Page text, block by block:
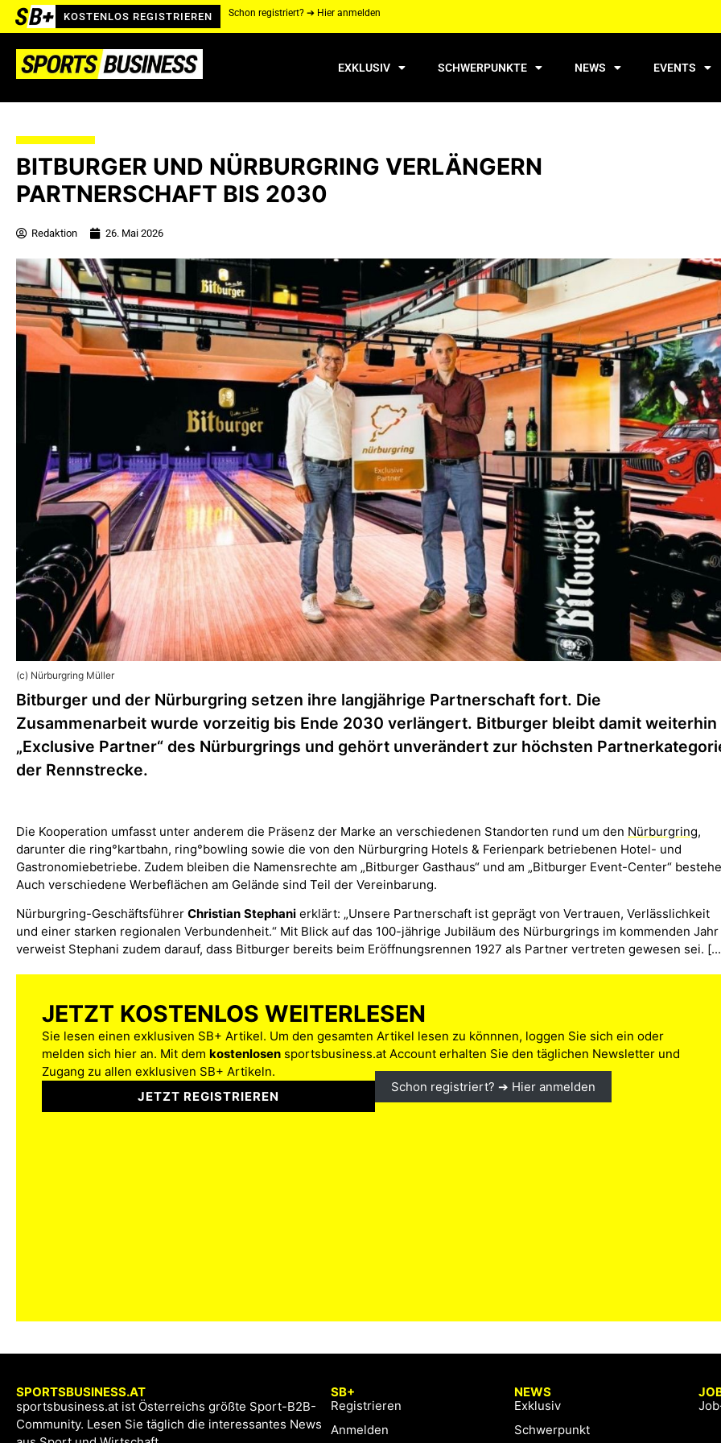
KOSTENLOS REGISTRIEREN Schon registriert? ➔ Hier anmelden
EXKLUSIV SCHWERPUNKTE NEWS EVENTS
BITBURGER UND NÜRBURGRING VERLÄNGERN
PARTNERSCHAFT BIS 2030
Redaktion 26. Mai 2026
(c) Nürburgring Müller
Bitburger und der Nürburgring setzen ihre langjährige Partnerschaft fort. Die
Zusammenarbeit wurde vorzeitig bis Ende 2030 verlängert. Bitburger bleibt damit weiterhin
„Exclusive Partner“ des Nürburgrings und gehört unverändert zur höchsten
der Rennstrecke.
Die Kooperation umfasst unter anderem die Präsenz der Marke an verschiedenen Standorten rund um den Nürburgring,
darunter die ring°kartbahn, ring°bowling sowie die von den Nürburgring Hotels & Ferienpark betriebenen Hotel- und
Gastronomiebetriebe. Zudem bleiben die Namensrechte am „Bitburger Gasthaus“ und am „Bitburger Event-Center“
Auch verschiedene Werbeflächen am Gelände sind Teil der Vereinbarung.
Nürburgring-Geschäftsführer Christian Stephani erklärt: „Unsere Partnerschaft ist geprägt von Vertrauen, Verlässlichkeit
und einer starken regionalen Verbundenheit.“ Mit Blick auf das 100-jährige Jubiläum des Nürburgrings im kommenden Jahr
verweist Stephani zudem darauf, dass Bitburger bereits beim Eröffnungsrennen 1927 als Partner vertreten gewesen sei.
JETZT KOSTENLOS WEITERLESEN
Sie lesen einen exklusiven SB+ Artikel. Um den gesamten Artikel lesen zu könnnen, loggen Sie sich ein oder
melden sich hier an. Mit dem kostenlosen sportsbusiness.at Account erhalten Sie den täglichen Newsletter und
Zugang zu allen exklusiven SB+ Artikeln.
JETZT REGISTRIEREN
Schon registriert? ➔ Hier anmelden
SPORTSBUSINESS.AT
sportsbusiness.at ist Österreichs größte Sport-B2B-
Community. Lesen Sie täglich die interessantes News
SB+
Registrieren
Anmelden
NEWS
Exklusiv
Schwerpunkt